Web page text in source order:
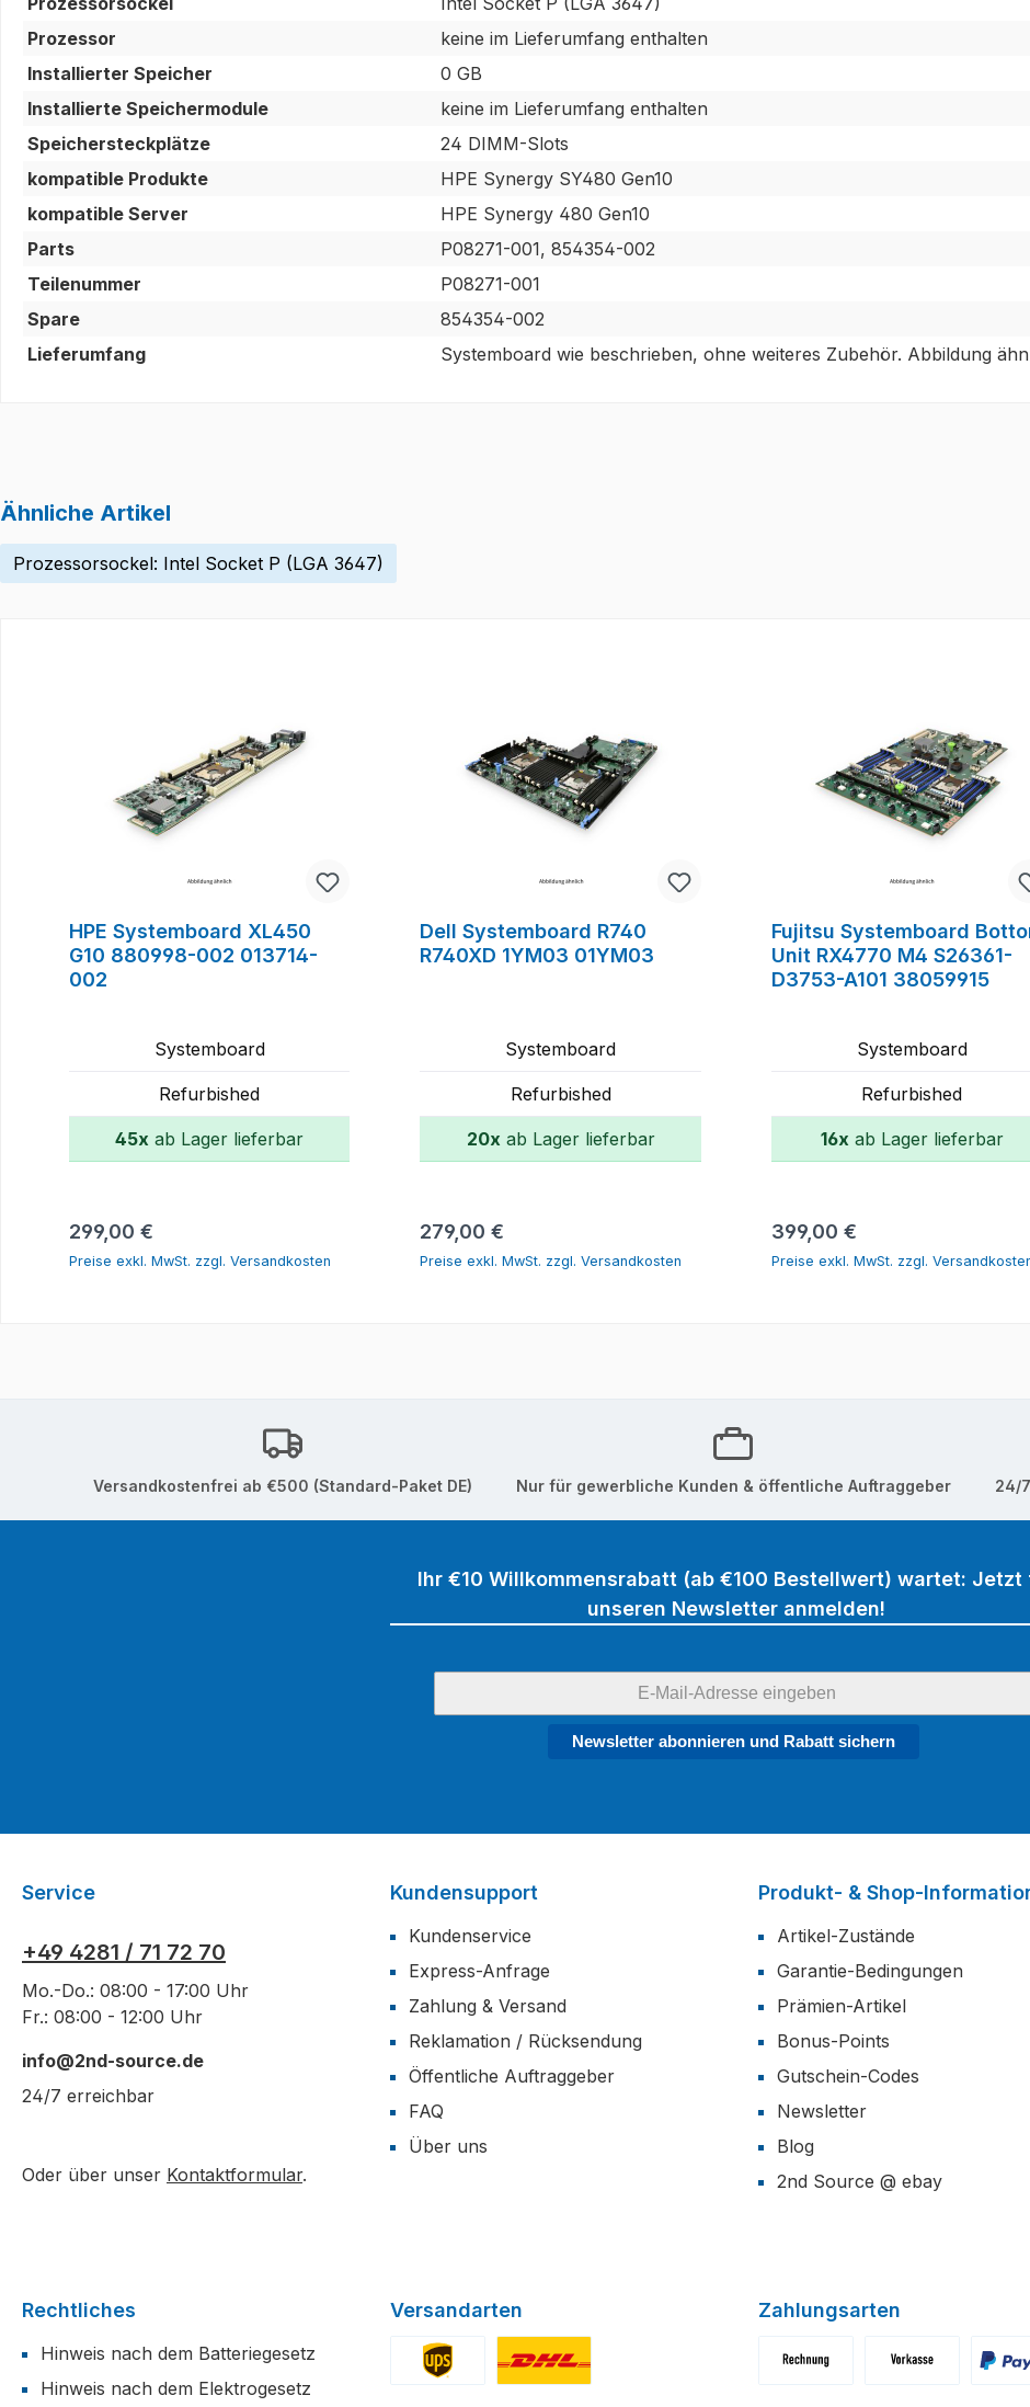
Prozessor
keine im Lieferumfang enthalten
Installierter Speicher
0 GB
Installierte Speichermodule
keine im Lieferumfang enthalten
Speichersteckplätze
24 DIMM-Slots
kompatible Produkte
HPE Synergy SY480 Gen10
kompatible Server
HPE Synergy 480 Gen10
Parts
P08271-001, 854354-002
Teilenummer
P08271-001
Spare
854354-002
Lieferumfang
Systemboard wie beschrieben, ohne weiteres Zubehör. Abbildung
Ähnliche Artikel
Prozessorsockel: Intel Socket P (LGA 3647)
HPE Systemboard XL450
G10 880998-002 013714-
002
Systemboard
Refurbished
45x ab Lager lieferbar
Regulärer Preis:
299,00 €
Preise exkl. MwSt. zzgl. Versandkosten
In den Warenkorb
Dell Systemboard R740
R740XD 1YM03 01YM03
Systemboard
Refurbished
20x ab Lager lieferbar
Regulärer Preis:
279,00 €
Preise exkl. MwSt. zzgl. Versandkosten
In den Warenkorb
Fujitsu Systemboard
Unit RX4770 M4 S26361-
D3753-A101 38059915
Systemboard
Refurbished
16x ab Lager lieferbar
Regulärer Preis:
399,00 €
Preise exkl. MwSt. zzgl.
In den Warenkorb
Versandkostenfrei ab €500 (Standard-Paket DE) Nur für gewerbliche Kunden & öffentliche Auftraggeber 24/
Ihr €10 Willkommensrabatt (ab €100 Bestellwert) wartet: Jetzt
unseren Newsletter anmelden!
Newsletter abonnieren und Rabatt sichern
Service
+49 4281 / 71 72 70
Mo.-Do.: 08:00 - 17:00 Uhr
Fr.: 08:00 - 12:00 Uhr
info@2nd-source.de
24/7 erreichbar
Oder über unser Kontaktformular.
Kundensupport
Kundenservice
Express-Anfrage
Zahlung & Versand
Reklamation / Rücksendung
Öffentliche Auftraggeber
FAQ
Über uns
Produkt- & Shop-
Artikel-Zustände
Garantie-Bedingungen
Prämien-Artikel
Bonus-Points
Gutschein-Codes
Newsletter
Blog
2nd Source @ ebay
Rechtliches
Hinweis nach dem Batteriegesetz
Hinweis nach dem Elektrogesetz
Versandarten Zahlungsarten